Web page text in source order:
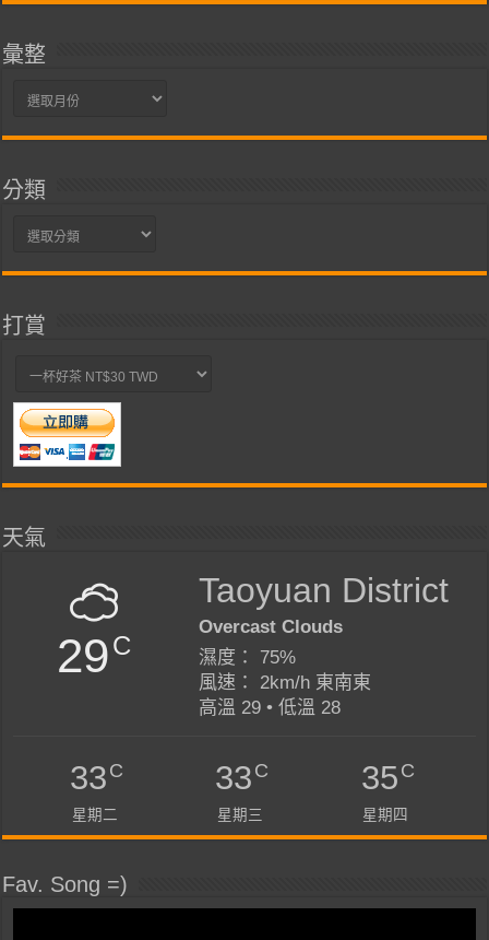
彙整
彙
分類
分
打賞
天氣
29C
Taoyuan District
Overcast Clouds
濕度： 75%
風速： 2km/h 東南東
高溫 29 • 低溫 28
33C
星期二
33C
星期三
35C
星期四
Fav. Song =)